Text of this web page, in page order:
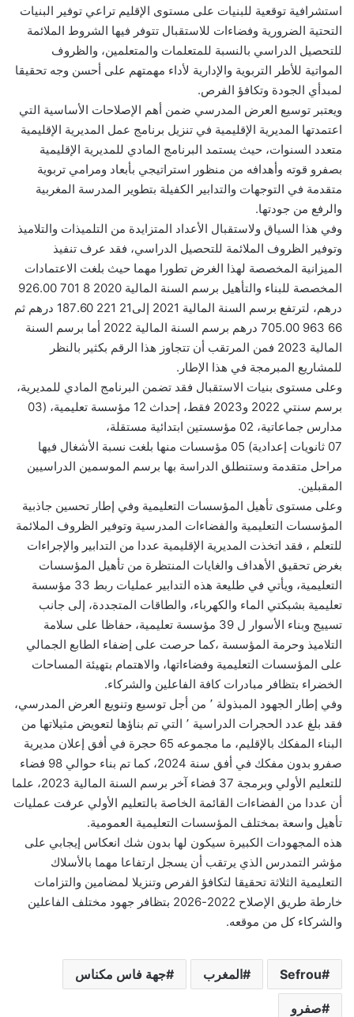
استشرافية توقعية للبنيات على مستوى الإقليم تراعي توفير البنيات
التحتية الضرورية وفضاءات للاستقبال تتوفر فيها الشروط الملائمة
للتحصيل الدراسي بالنسبة للمتعلمات والمتعلمين، والظروف
المواتية للأطر التربوية والإدارية لأداء مهمتهم على أحسن وجه تحقيقا
لمبدأي الجودة وتكافؤ الفرص.
ويعتبر توسيع العرض المدرسي ضمن أهم الإصلاحات الأساسية التي
اعتمدتها المديرية الإقليمية في تنزيل برنامج عمل المديرية الإقليمية
متعدد السنوات، حيث يستمد البرنامج المادي للمديرية الإقليمية
بصفرو قوته وأهدافه من منظور استراتيجي بأبعاد ومرامي تربوية
متقدمة في التوجهات والتدابير الكفيلة بتطوير المدرسة المغربية
والرفع من جودتها.
وفي هذا السياق ولاستقبال الأعداد المتزايدة من التلميذات والتلاميذ
وتوفير الظروف الملائمة للتحصيل الدراسي، فقد عرف تنفيذ
الميزانية المخصصة لهذا الغرض تطورا مهما حيث بلغت الاعتمادات
المخصصة للبناء والتأهيل برسم السنة المالية 2020 8 701 926.00
درهم، لترتفع برسم السنة المالية 2021 إلى21 221 187.60 درهم ثم
66 963 705.00 درهم برسم السنة المالية 2022 أما برسم السنة
المالية 2023 فمن المرتقب أن تتجاوز هذا الرقم بكثير بالنظر
للمشاريع المبرمجة في هذا الإطار.
وعلى مستوى بنيات الاستقبال فقد تضمن البرنامج المادي للمديرية،
برسم سنتي 2022 و2023 فقط، إحداث 12 مؤسسة تعليمية، (03
مدارس جماعاتية، 02 مؤسستين ابتدائية مستقلة،
07 ثانويات إعدادية) 05 مؤسسات منها بلغت نسبة الأشغال فيها
مراحل متقدمة وستنطلق الدراسة بها برسم الموسمين الدراسيين
المقبلين.
وعلى مستوى تأهيل المؤسسات التعليمية وفي إطار تحسين جاذبية
المؤسسات التعليمية والفضاءات المدرسية وتوفير الظروف الملائمة
للتعلم ، فقد اتخذت المديرية الإقليمية عددا من التدابير والإجراءات
بغرض تحقيق الأهداف والغايات المنتظرة من تأهيل المؤسسات
التعليمية، ويأتي في طليعة هذه التدابير عمليات ربط 33 مؤسسة
تعليمية بشبكتي الماء والكهرباء، والطاقات المتجددة، إلى جانب
تسييج وبناء الأسوار ل 39 مؤسسة تعليمية، حفاظا على سلامة
التلاميذ وحرمة المؤسسة ،كما حرصت على إضفاء الطابع الجمالي
على المؤسسات التعليمية وفضاءاتها، والاهتمام بتهيئة المساحات
الخضراء بتظافر مبادرات كافة الفاعلين والشركاء.
وفي إطار الجهود المبذولة ٬ من أجل توسيع وتنويع العرض المدرسي،
فقد بلغ عدد الحجرات الدراسية ٬ التي تم بناؤها لتعويض مثيلاتها من
البناء المفكك بالإقليم، ما مجموعه 65 حجرة في أفق إعلان مديرية
صفرو بدون مفكك في أفق سنة 2024، كما تم بناء حوالي 98 فضاء
للتعليم الأولي وبرمجة 37 فضاء آخر برسم السنة المالية 2023، علما
أن عددا من الفضاءات القائمة الخاصة بالتعليم الأولي عرفت عمليات
تأهيل واسعة بمختلف المؤسسات التعليمية العمومية.
هذه المجهودات الكبيرة سيكون لها بدون شك انعكاس إيجابي على
مؤشر التمدرس الذي يرتقب أن يسجل ارتفاعا مهما بالأسلاك
التعليمية الثلاثة تحقيقا لتكافؤ الفرص وتنزيلا لمضامين والتزامات
خارطة طريق الإصلاح 2022-2026 بتظافر جهود مختلف الفاعلين
والشركاء كل من موقعه.
Sefrou المغرب جهة فاس مكناس
صفرو